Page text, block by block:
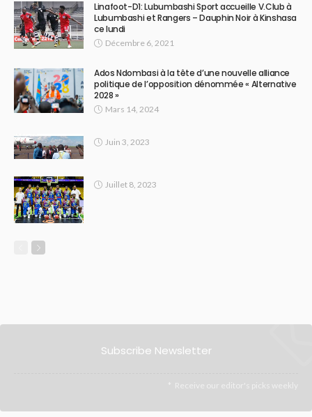
Linafoot-D1: Lubumbashi Sport accueille V.Club à
Lubumbashi et Rangers – Dauphin Noir à Kinshasa
ce lundi
Décembre 6, 2021
Ados Ndombasi à la tête d’une nouvelle alliance
politique de l’opposition dénommée « Alternative
2028 »
Mars 14, 2024
Juin 3, 2023
Juillet 8, 2023
Subscribe Newsletter
Receive our editor's picks weekly